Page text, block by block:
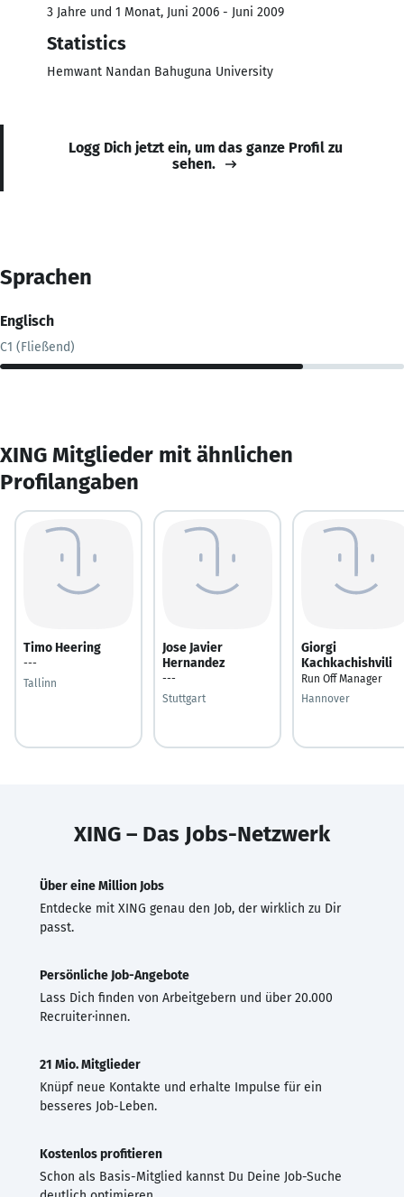
3 Jahre und 1 Monat, Juni 2006 - Juni 2009
Statistics
Hemwant Nandan Bahuguna University
Logg Dich jetzt ein, um das ganze Profil zu
sehen.
Sprachen
Englisch
C1 (Fließend)
XING Mitglieder mit ähnlichen
Profilangaben
Timo Heering
---
Tallinn
Jose Javier
Hernandez
---
Stuttgart
Giorgi
Kachkachishvili
Run Off Manager
Hannover
XING – Das Jobs-Netzwerk
Über eine Million Jobs
Entdecke mit XING genau den Job, der wirklich zu Dir
passt.
Persönliche Job-Angebote
Lass Dich finden von Arbeitgebern und über 20.000
Recruiter·innen.
21 Mio. Mitglieder
Knüpf neue Kontakte und erhalte Impulse für ein
besseres Job-Leben.
Kostenlos profitieren
Schon als Basis-Mitglied kannst Du Deine Job-Suche